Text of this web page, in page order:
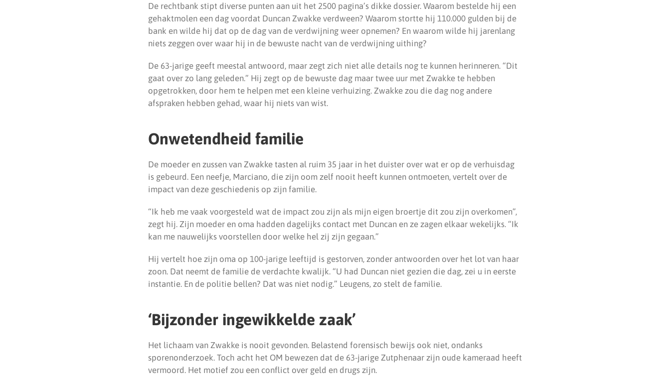
De rechtbank stipt diverse punten aan uit het 2500 pagina’s dikke dossier. Waarom bestelde hij een
gehaktmolen een dag voordat Duncan Zwakke verdween? Waarom stortte hij 110.000 gulden bij de
bank en wilde hij dat op de dag van de verdwijning weer opnemen? En waarom wilde hij jarenlang
niets zeggen over waar hij in de bewuste nacht van de verdwijning uithing?
De 63-jarige geeft meestal antwoord, maar zegt zich niet alle details nog te kunnen herinneren. “Dit
gaat over zo lang geleden.” Hij zegt op de bewuste dag maar twee uur met Zwakke te hebben
opgetrokken, door hem te helpen met een kleine verhuizing. Zwakke zou die dag nog andere
afspraken hebben gehad, waar hij niets van wist.
Onwetendheid familie
De moeder en zussen van Zwakke tasten al ruim 35 jaar in het duister over wat er op de verhuisdag
is gebeurd. Een neefje, Marciano, die zijn oom zelf nooit heeft kunnen ontmoeten, vertelt over de
impact van deze geschiedenis op zijn familie.
“Ik heb me vaak voorgesteld wat de impact zou zijn als mijn eigen broertje dit zou zijn overkomen”,
zegt hij. Zijn moeder en oma hadden dagelijks contact met Duncan en ze zagen elkaar wekelijks. “Ik
kan me nauwelijks voorstellen door welke hel zij zijn gegaan.”
Hij vertelt hoe zijn oma op 100-jarige leeftijd is gestorven, zonder antwoorden over het lot van haar
zoon. Dat neemt de familie de verdachte kwalijk. “U had Duncan niet gezien die dag, zei u in eerste
instantie. En de politie bellen? Dat was niet nodig.” Leugens, zo stelt de familie.
‘Bijzonder ingewikkelde zaak’
Het lichaam van Zwakke is nooit gevonden. Belastend forensisch bewijs ook niet, ondanks
sporenonderzoek. Toch acht het OM bewezen dat de 63-jarige Zutphenaar zijn oude kameraad heeft
vermoord. Het motief zou een conflict over geld en drugs zijn.